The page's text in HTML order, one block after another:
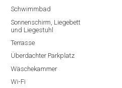
Schwimmbad
Sonnenschirm, Liegebett
und Liegestuhl
Terrasse
Überdachter Parkplatz
Wäschekammer
Wi-Fi